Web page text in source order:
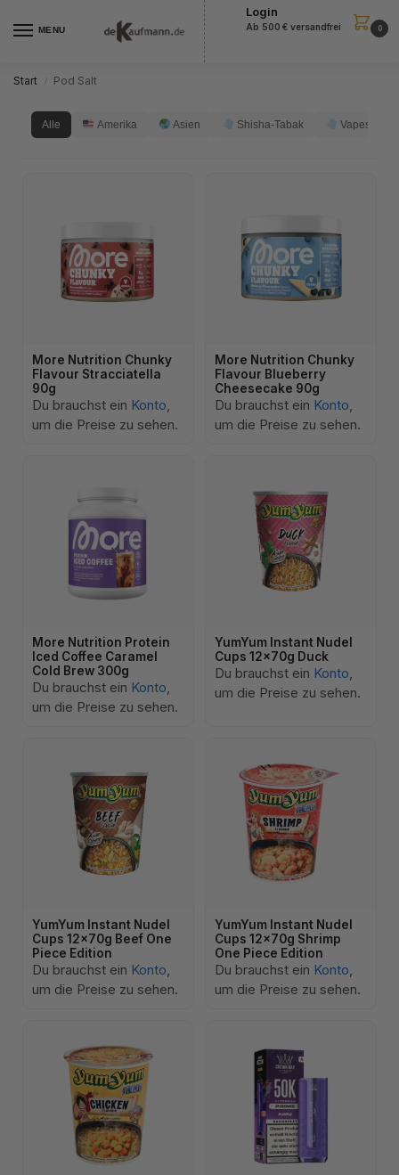
MENU
Login
Ab 500 € versandfrei 0
Start Pod Salt
Alle Amerika Asien Shisha-Tabak Vapes
More Nutrition Chunky
Flavour Stracciatella
90g
Du brauchst ein Konto,
um die Preise zu sehen.
More Nutrition Chunky
Flavour Blueberry
Cheesecake 90g
Du brauchst ein Konto,
um die Preise zu sehen.
More Nutrition Protein
Iced Coffee Caramel
Cold Brew 300g
Du brauchst ein Konto,
um die Preise zu sehen.
YumYum Instant Nudel
Cups 12x70g Duck
Du brauchst ein Konto,
um die Preise zu sehen.
YumYum Instant Nudel
Cups 12x70g Beef One
Piece Edition
Du brauchst ein Konto,
um die Preise zu sehen.
YumYum Instant Nudel
Cups 12x70g Shrimp
One Piece Edition
Du brauchst ein Konto,
um die Preise zu sehen.